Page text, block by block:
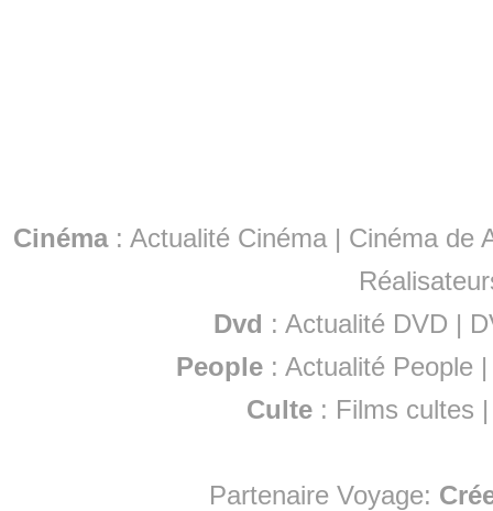
Cinéma: Actualité Cinéma | Cinéma de
Dvd : Actualité DVD |
People :Actualité People
Culte : Films cultes
Partenaire Voyage: